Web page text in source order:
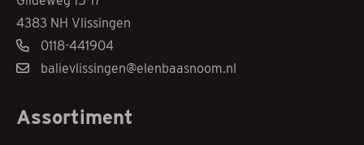
4383 NH Vlissingen
0118-441904
balievlissingen@elenbaasnoom.nl
Assortiment